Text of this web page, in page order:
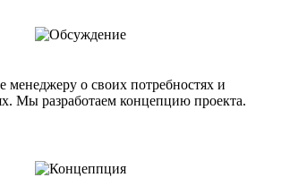
менеджеру о своих потребностях и
Мы разработаем концепцию проекта.